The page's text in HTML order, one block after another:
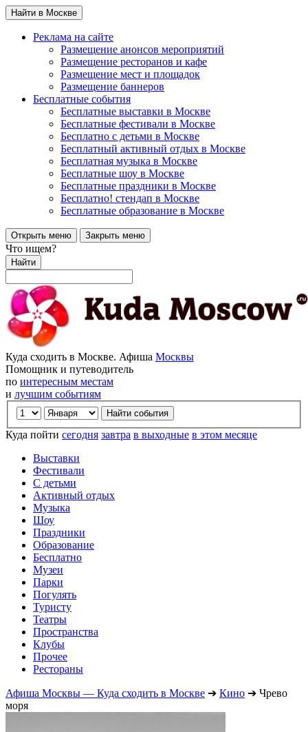
Найти в Москве
Реклама на сайте
Размещение анонсов мероприятий
Размещение ресторанов и кафе
Размещение мест и площадок
Размещение баннеров
Бесплатные события
Бесплатные выставки в Москве
Бесплатные фестивали в Москве
Бесплатно с детьми в Москве
Бесплатный активный отдых в Москве
Бесплатная музыка в Москве
Бесплатные шоу в Москве
Бесплатные праздники в Москве
Бесплатно! стендап в Москве
Бесплатные образование в Москве
Открыть меню Закрыть меню
Что ищем?
Найти
Куда сходить в Москве. Афиша Москвы
Помощник и путеводитель
по интересным местам
и лучшим событиям
Куда пойти сегодня завтра в выходные в этом месяце
Выставки
Фестивали
С детьми
Активный отдых
Музыка
Шоу
Праздники
Образование
Бесплатно
Музеи
Парки
Погулять
Туристу
Театры
Пространства
Клубы
Прочее
Рестораны
Афиша Москвы — Куда сходить в Москве ➔ Кино ➔ Чрево
моря